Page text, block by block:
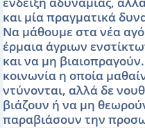
και μία πραγματικά
Να μάθουμε στα νέα
έρμαια άγριων
και να μη
κοινωνία η οποία
ντύνονται, αλλά δε
βιάζουν ή να μη
παραβιάσουν την